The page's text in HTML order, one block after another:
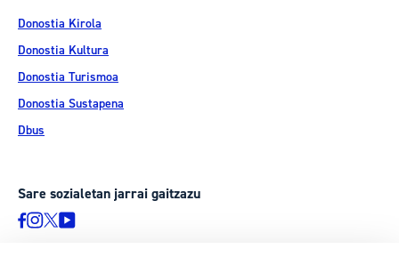
Donostia Kirola
Donostia Kultura
Donostia Turismoa
Donostia Sustapena
Dbus
Sare sozialetan jarrai gaitzazu